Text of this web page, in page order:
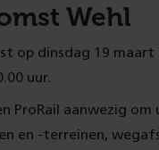
Wehl
op dinsdag 19 maart
uur.
ProRail aanwezig
en -terreinen,